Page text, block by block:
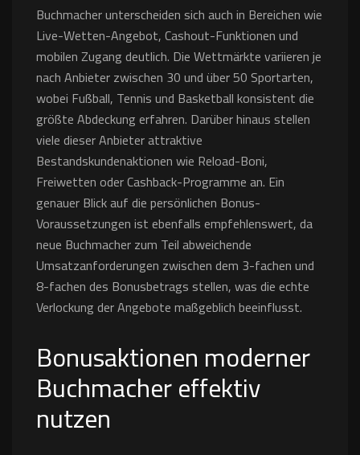
Buchmacher unterscheiden sich auch in Bereichen wie
Live-Wetten-Angebot, Cashout-Funktionen und
mobilen Zugang deutlich. Die Wettmärkte variieren je
nach Anbieter zwischen 30 und über 50 Sportarten,
wobei Fußball, Tennis und Basketball konsistent die
größte Abdeckung erfahren. Darüber hinaus stellen
viele dieser Anbieter attraktive
Bestandskundenaktionen wie Reload-Boni,
Freiwetten oder Cashback-Programme an. Ein
genauer Blick auf die persönlichen Bonus-
Voraussetzungen ist ebenfalls empfehlenswert, da
neue Buchmacher zum Teil abweichende
Umsatzanforderungen zwischen dem 3-fachen und
8-fachen des Bonusbetrags stellen, was die echte
Verlockung der Angebote maßgeblich beeinflusst.
Bonusaktionen moderner
Buchmacher effektiv
nutzen